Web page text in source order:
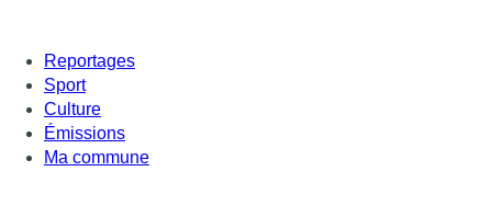
Reportages
Sport
Culture
Émissions
Ma commune